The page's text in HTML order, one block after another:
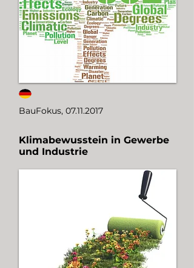
BauFokus, 07.11.2017
Klimabewusstein in Gewerbe
und Industrie